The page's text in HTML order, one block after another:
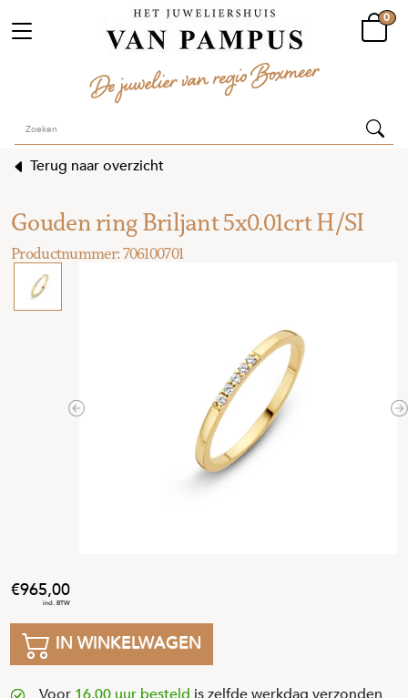
0
Terug naar overzicht
Gouden ring Briljant 5x0.01crt H/SI
Previous
965,00
IN WINKELWAGEN